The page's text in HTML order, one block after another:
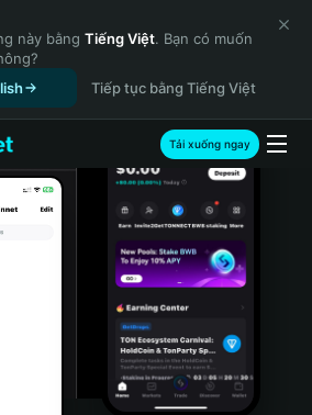
này bằng Tiếng Việt. Bạn có muốn
Tiếp tục bằng Tiếng Việt
Tải xuống ngay